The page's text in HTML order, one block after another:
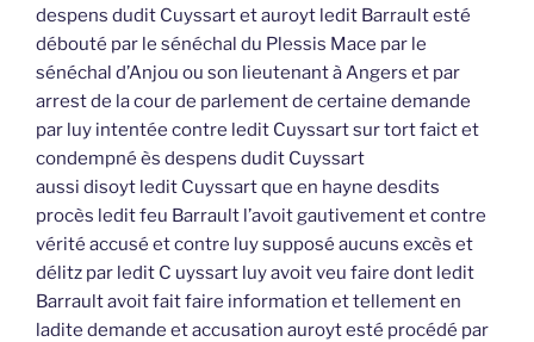
despens dudit Cuyssart et auroyt ledit Barrault esté
débouté par le sénéchal du Plessis Mace par le
sénéchal d’Anjou ou son lieutenant à Angers et par
arrest de la cour de parlement de certaine demande
par luy intentée contre ledit Cuyssart sur tort faict et
condempné ès despens dudit Cuyssart
aussi disoyt ledit Cuyssart que en hayne desdits
procès ledit feu Barrault l’avoit gautivement et contre
vérité accusé et contre luy supposé aucuns excès et
délitz par ledit C uyssart luy avoit veu faire dont ledit
Barrault avoit fait faire information et tellement en
ladite demande et accusation auroyt esté procédé par